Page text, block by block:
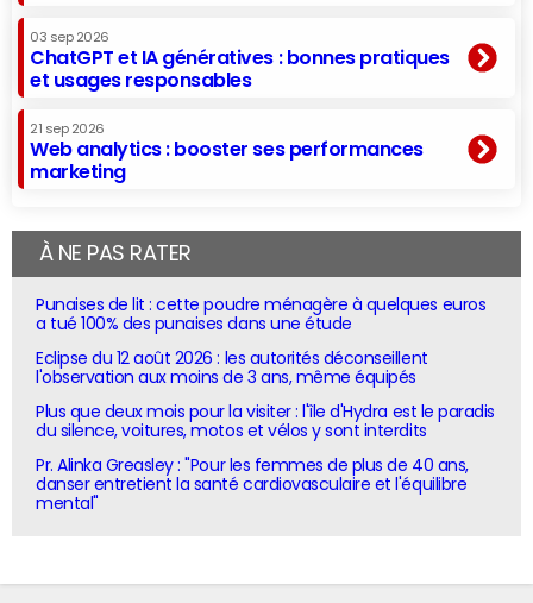
03 sep 2026
ChatGPT et IA génératives : bonnes pratiques
et usages responsables
21 sep 2026
Web analytics : booster ses performances
marketing
À NE PAS RATER
Punaises de lit : cette poudre ménagère à quelques euros
a tué 100% des punaises dans une étude
Eclipse du 12 août 2026 : les autorités déconseillent
l'observation aux moins de 3 ans, même équipés
Plus que deux mois pour la visiter : l'île d'Hydra est le paradis
du silence, voitures, motos et vélos y sont interdits
Pr. Alinka Greasley : "Pour les femmes de plus de 40 ans,
danser entretient la santé cardiovasculaire et l'équilibre
mental"